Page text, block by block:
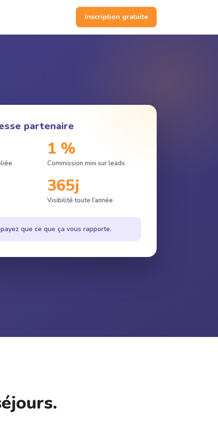
Inscription gratuite
partenaire
1 %
Commission mini sur leads
365j
Visibilité toute l'année
que ce que ça vous rapporte.